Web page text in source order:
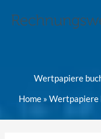
Wertpapiere
Home » Wertpapiere